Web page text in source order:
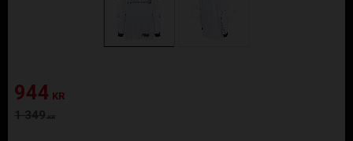
Nedsatt pris:
944 KR
Ordinarie pris:
1 349KR